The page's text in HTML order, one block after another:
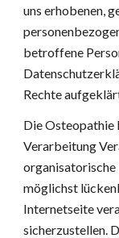
uns erhobenen,
betroffene
Rechte
Die Osteopathie
Verarbeitung
organisatorische
möglichst
Internetseite
sicherzustellen.